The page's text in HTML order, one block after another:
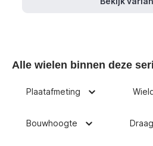
Alle wielen binnen deze
Plaatafmeting
Bouwhoogte